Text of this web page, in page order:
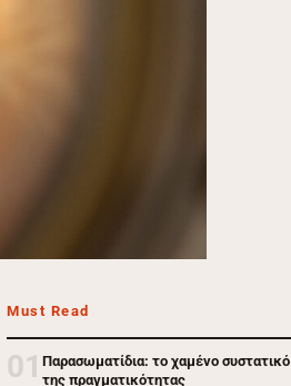
Must Read
01 Παρασωματίδια: το χαμένο συστατικό
της πραγματικότητας